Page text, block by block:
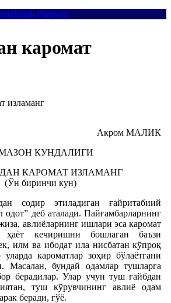
каромат
Акром МАЛИК
КУНДАЛИГИ
КАРОМАТ ИЗЛАМАНГ
(Ўн биринчи кун)
содир этиладиган ғайритабиий
одот” деб аталади. Пайғамбарларнинг
авлиёларнинг ишлари эса каромат
кечиришни бошлаган баъзи
илм ва ибодат ила нисбатан кўпроқ
кароматлар зоҳир бўлаётгани
Масалан, бундай одамлар тушларга
берадилар. Улар учун туш ғайбдан
туш кўрувчининг авлиё одам
беради, гўё.